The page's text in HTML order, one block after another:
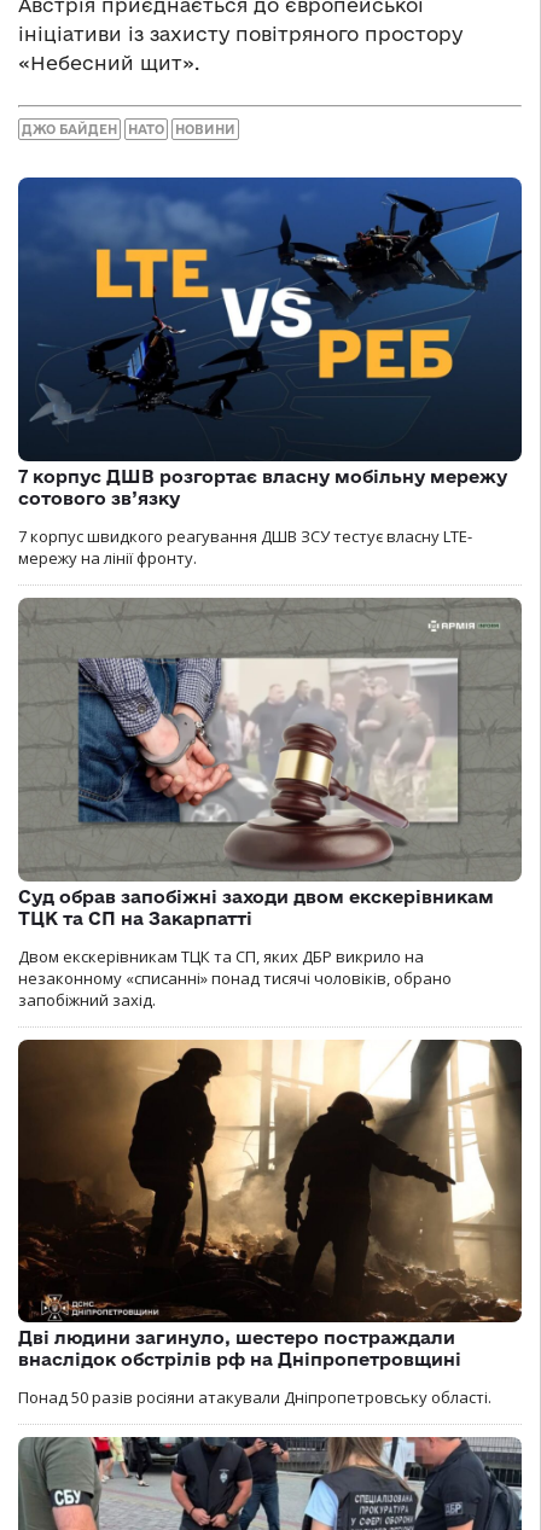
Австрія приєднається до європейської
ініціативи із захисту повітряного простору
«Небесний щит».
ДЖО БАЙДЕН НАТО НОВИНИ
7 корпус ДШВ розгортає власну мобільну мережу
сотового зв’язку
7 корпус швидкого реагування ДШВ ЗСУ тестує власну LTE-
мережу на лінії фронту.
Суд обрав запобіжні заходи двом екскерівникам
ТЦК та СП на Закарпатті
Двом екскерівникам ТЦК та СП, яких ДБР викрило на
незаконному «списанні» понад тисячі чоловіків, обрано
запобіжний захід.
Дві людини загинуло, шестеро постраждали
внаслідок обстрілів рф на Дніпропетровщині
Понад 50 разів росіяни атакували Дніпропетровську області.